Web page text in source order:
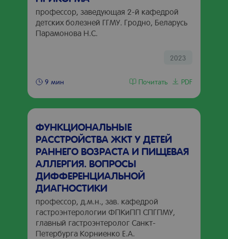
профессор, заведующая 2-й кафедрой
детских болезней ГГМУ. Гродно, Беларусь
Парамонова Н.С.
2023
9 мин Почитать PDF
ФУНКЦИОНАЛЬНЫЕ
РАССТРОЙСТВА ЖКТ У ДЕТЕЙ
РАННЕГО ВОЗРАСТА И ПИЩЕВАЯ
АЛЛЕРГИЯ. ВОПРОСЫ
ДИФФЕРЕНЦИАЛЬНОЙ
ДИАГНОСТИКИ
профессор, д.м.н., зав. кафедрой
гастроэнтерологии ФПКиПП СПГПМУ,
главный гастроэнтеролог Санкт-
Петербурга Корниенко Е.А.